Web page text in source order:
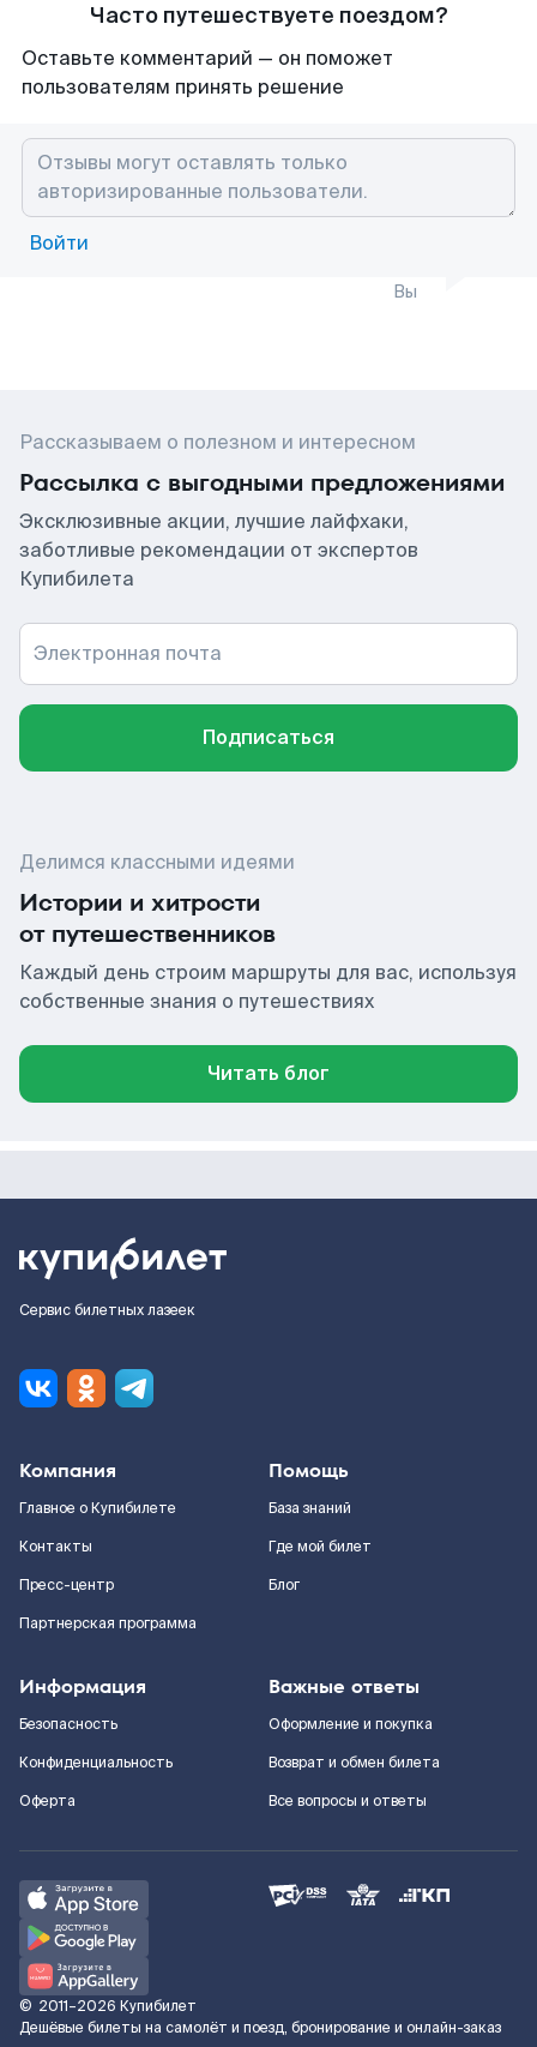
Часто путешествуете поездом?
Оставьте комментарий — он поможет
пользователям принять решение
Войти
Вы
Рассказываем о полезном и интересном
Рассылка с выгодными предложениями
Эксклюзивные акции, лучшие лайфхаки,
заботливые рекомендации от экспертов
Купибилета
Электронная почта
Подписаться
Делимся классными идеями
Истории и хитрости
от путешественников
Каждый день строим маршруты для вас, используя
собственные знания о путешествиях
Читать блог
Сервис билетных лазеек
Компания
Главное о Купибилете
Контакты
Пресс-центр
Партнерская программа
Помощь
База знаний
Где мой билет
Блог
Информация
Безопасность
Конфиденциальность
Оферта
Важные ответы
Оформление и покупка
Возврат и обмен билета
Все вопросы и ответы
© 2011–2026 Купибилет
Дешёвые билеты на самолёт и поезд, бронирование и онлайн-заказ